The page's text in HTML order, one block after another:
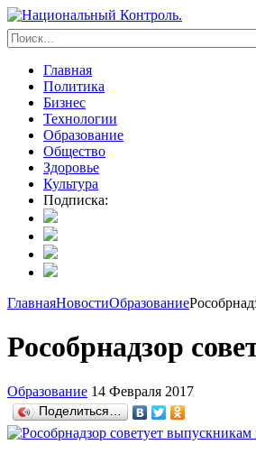
Главная
Политика
Бизнес
Технологии
Образование
Общество
Здоровье
Культура
Подписка:
ГлавнаяНовостиОбразование
Рособрнадзор
Образование 14 Февраля 2017
Поделиться…